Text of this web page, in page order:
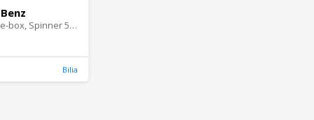
Resväska, Lite-box, Spinner 55 - Väskor
Bilia